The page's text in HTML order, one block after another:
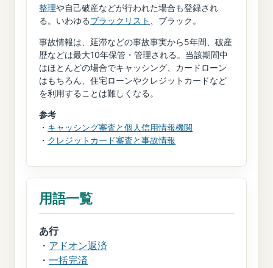
整理や自己破産などが行われた場合も登録され
る。いわゆるブラックリスト 、ブラック。
事故情報は、延滞などの事故事実から5年間、破産
歴などは最大10年保管・管理される。当該期間中
はほとんどの場合でキャッシング、カードローン
はもちろん、住宅ローンやクレジットカードなど
を利用することは難しくなる。
参考
・ キャッシング審査と個人信用情報機関
・ クレジットカード審査と事故情報
用語一覧
あ行
・ アドオン返済
・ 一括完済